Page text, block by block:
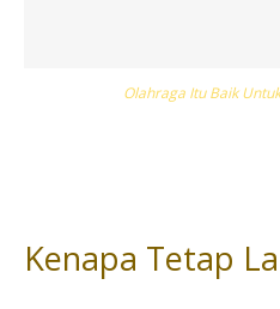
Olahraga Itu Baik
Kenapa Tetap